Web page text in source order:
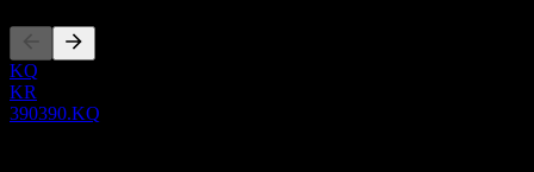
KQ
KR
390390.KQ